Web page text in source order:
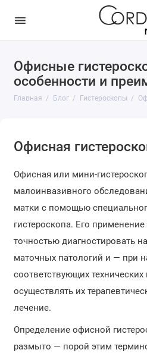
Офисные
особенности и
Главная Блог Гистероскопы
Офисная
Офисная или мини-
малоинвазивного
матки с помощью
гистероскопа. Его
точностью диагностировать
маточных патологий и — при
соответствующих
осуществлять их
лечение.
Определение офисной
размыто — порой этим